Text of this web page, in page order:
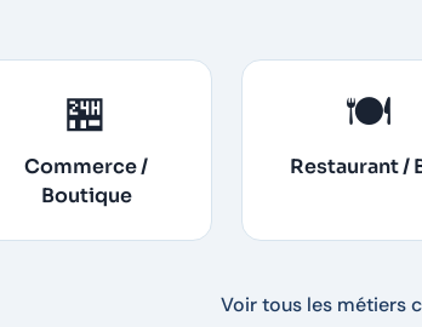
🏪
Commerce /
Boutique
🍽️
Restaurant /
Voir tous les métiers